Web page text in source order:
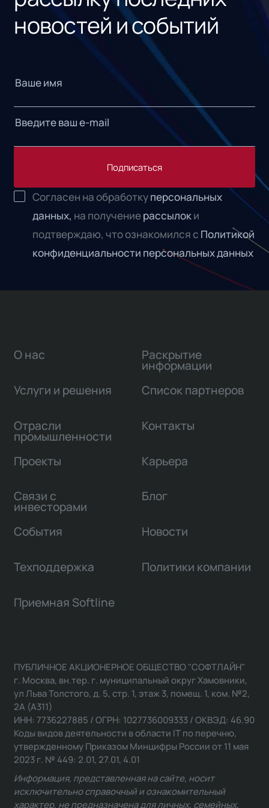
новостей и событий
Подписаться
Согласен на обработкуперсональных
данных, на получениерассылоки
подтверждаю, что ознакомился с Политикой
конфиденциальности персональных данных
О нас
Услуги и решения
Отрасли
промышленности
Проекты
Связи с
инвесторами
Раскрытие
информации
Список партнеров
Контакты
Карьера
Блог
События Новости
Техподдержка Политики компании
Приемная Softline
ПУБЛИЧНОЕ АКЦИОНЕРНОЕ ОБЩЕСТВО "СОФТЛАЙН"
г. Москва, вн.тер. г. муниципальный округ Хамовники,
ул Льва Толстого, д. 5, стр. 1, этаж 3, помещ. 1, ком. №2,
2А (А311)
ИНН: 7736227885 / ОГРН: 1027736009333 / ОКВЭД: 46.90
Коды видов деятельности в области IT по перечню,
утвержденному Приказом Минцифры России от 11 мая
2023 г. № 449: 2.01, 27.01, 4.01
Информация, представленная на сайте, носит
исключительно справочный и ознакомительный
характер, не предназначена для личных, семейных,